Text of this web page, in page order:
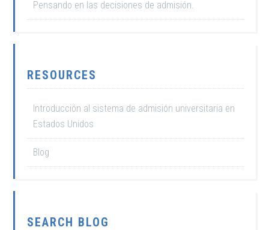
Pensando en las decisiones de admisión.
RESOURCES
Introducción al sistema de admisión universitaria en
Estados Unidos
Blog
SEARCH BLOG